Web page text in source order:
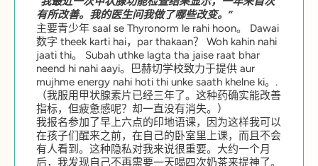
有所改善。我的医生问我做了哪些改变。”
主要青少年 saal se Thyronorm le rahi hoon。 Dawai
数字 theek karti hai，par thakaan？ Woh kahin nahi
jaati thi。 Subah uthke lagta tha jaise raat bhar
neend hi nahi aayi。巴赫切学校致力于提供 aur
mujhme energy nahi hoti thi unke saath khelne ki。.
（我服用甲状腺素片已经三年了。这种药确实能改善
指标，但疲惫感呢？却一直没有消失。）
我报名参加了早上六点的印地语课，因为这样我可以
在孩子们醒来之前，在自己的卧室里上课，而且不会
有人看到。这种隐私对我来说很重要。大约一个月
后，我发现自己不再需要一天喝四次奶茶来提神了。